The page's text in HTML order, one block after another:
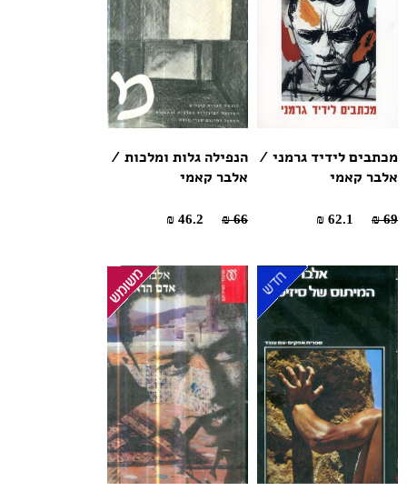
מכתבים לידיד גרמני /
אלבר קאמי
69 ₪
הנפילה גלות ומלכות /
אלבר קאמי
66 ₪